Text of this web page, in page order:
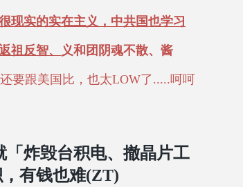
现实的实在主义，中共国也学习
祖反智、 义和团阴魂不散、酱
要跟美国比，也太LOW了.....呵呵
「炸毁台积电、撤晶片工
有钱也难(ZT)